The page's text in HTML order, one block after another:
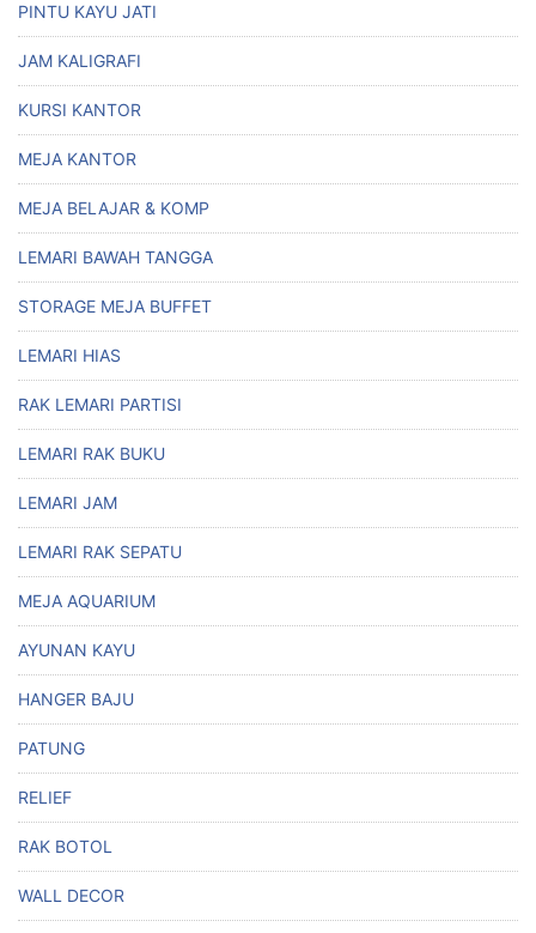
PINTU KAYU JATI
JAM KALIGRAFI
KURSI KANTOR
MEJA KANTOR
MEJA BELAJAR & KOMP
LEMARI BAWAH TANGGA
STORAGE MEJA BUFFET
LEMARI HIAS
RAK LEMARI PARTISI
LEMARI RAK BUKU
LEMARI JAM
LEMARI RAK SEPATU
MEJA AQUARIUM
AYUNAN KAYU
HANGER BAJU
PATUNG
RELIEF
RAK BOTOL
WALL DECOR